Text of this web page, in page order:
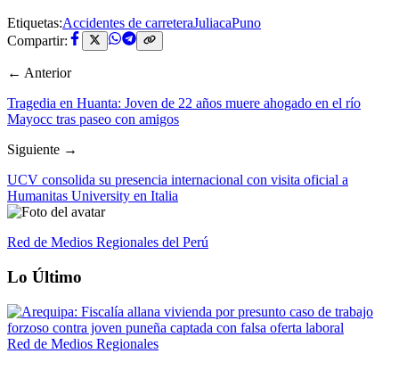
Etiquetas:Accidentes de carreteraJuliacaPuno
Compartir:
← Anterior
Tragedia en Huanta: Joven de 22 años muere ahogado en el río
Mayocc tras paseo con amigos
Siguiente →
UCV consolida su presencia internacional con visita oficial a
Humanitas University en Italia
Red de Medios Regionales del Perú
Lo Último
Red de Medios Regionales